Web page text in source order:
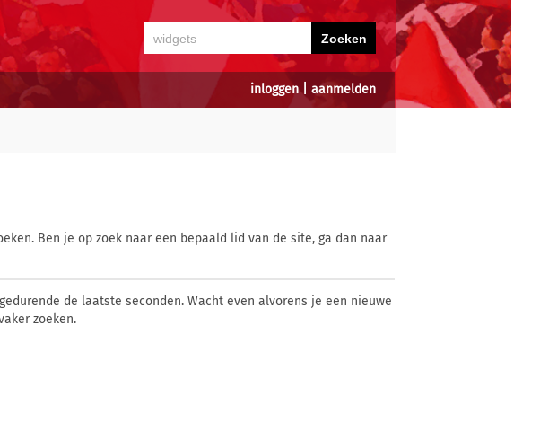
inloggen| aanmelden
Ben je op zoek naar een bepaald lid van de site, ga dan naar
de laatste seconden. Wacht even alvorens je een nieuwe
zoeken.